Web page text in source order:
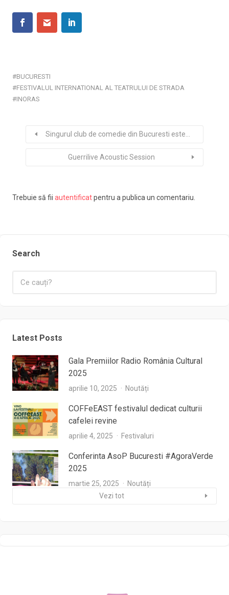
BUCURESTI
FESTIVALUL INTERNATIONAL AL TEATRULUI DE STRADA
INORAS
Singurul club de comedie din Bucuresti este…
Guerrilive Acoustic Session
Trebuie să fii autentificatpentru a publica un comentariu.
Search
Latest Posts
Gala Premiilor Radio România Cultural
2025
aprilie 10, 2025 Noutăți
COFFeEAST festivalul dedicat culturii
cafelei revine
aprilie 4, 2025 Festivaluri
Conferinta AsoP Bucuresti #AgoraVerde
2025
martie 25, 2025
Noutăți
Vezi tot